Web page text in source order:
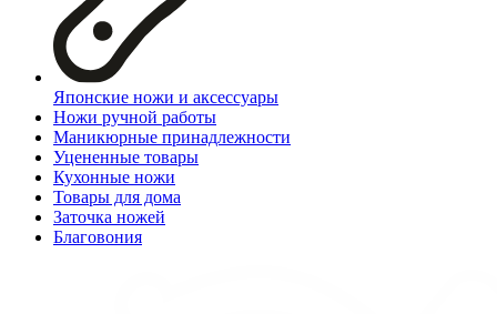
Японские ножи и аксессуары
Ножи ручной работы
Маникюрные принадлежности
Уцененные товары
Кухонные ножи
Товары для дома
Заточка ножей
Благовония